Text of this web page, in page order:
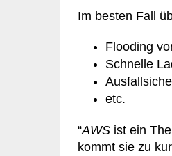
Im besten Fall
Flooding
Schnelle
etc.
“AWS ist ein
kommt sie zu